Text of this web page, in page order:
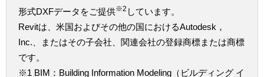
形式DXFデータをご提供※2 しています。
Revitは、米国およびその他の国におけるAutodesk，
Inc.、またはその子会社、関連会社の登録商標または商標
です。
※1 BIM：Building Information Modeling（ビルディング イ